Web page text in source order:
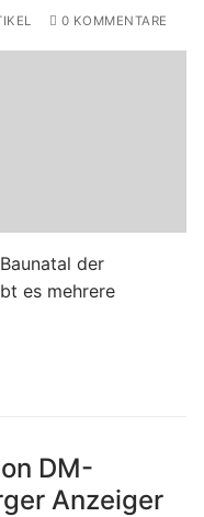
0 KOMMENTARE
der
es mehrere
DM-
Anzeiger